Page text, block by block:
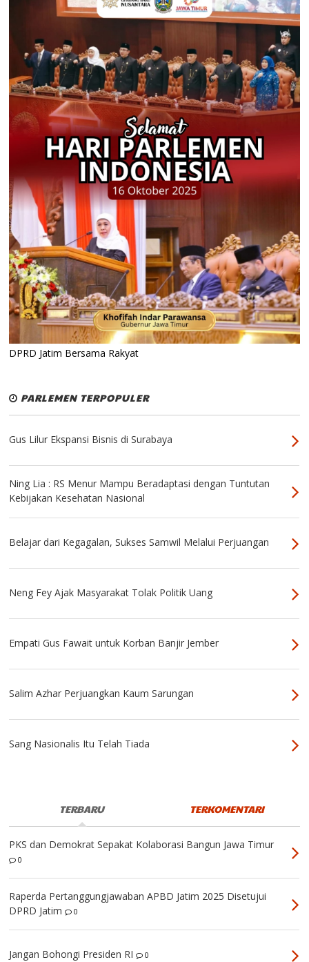
DPRD Jatim Bersama Rakyat
PARLEMEN TERPOPULER
Gus Lilur Ekspansi Bisnis di Surabaya
Ning Lia : RS Menur Mampu Beradaptasi dengan Tuntutan
Kebijakan Kesehatan Nasional
Belajar dari Kegagalan, Sukses Samwil Melalui Perjuangan
Neng Fey Ajak Masyarakat Tolak Politik Uang
Empati Gus Fawait untuk Korban Banjir Jember
Salim Azhar Perjuangkan Kaum Sarungan
Sang Nasionalis Itu Telah Tiada
TERBARU TERKOMENTARI
PKS dan Demokrat Sepakat Kolaborasi Bangun Jawa Timur
0
Raperda Pertanggungjawaban APBD Jatim 2025 Disetujui
DPRD Jatim
0
Jangan Bohongi Presiden RI 0